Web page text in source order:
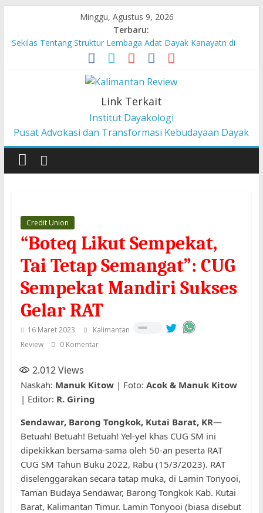
Minggu, Agustus 9, 2026
Terbaru:
Sekilas Tentang Struktur Lembaga Adat Dayak Kanayatn di
Mahkamah Konstitusi
Pesan dari Pameran tentang Kisah-kisah dari Hulu Fragmen
Ruang Hidup Dayak Iban
Pembangunan Berbasis Budaya Masyarakat Adat: Pelajaran
dari CU à la Gerakan Pemberdayaan Pancur Kasih
Liawandira: Menenun Masa Depan Dayak Iban dari Lauk
Rugun, Ketemenggungan Jalai Lintang
Link Terkait
Institut Dayakologi
Pusat Advokasi dan Transformasi Kebudayaan Dayak
Credit Union
“Boteq Likut Sempekat,
Tai Tetap Semangat”: CUG
Sempekat Mandiri Sukses
Gelar RAT
16 Maret 2023
Kalimantan
Review
0 Komentar
2.012Views
Naskah: Manuk Kitow| Foto: Acok & Manuk Kitow
| Editor: R. Giring
Sendawar, Barong Tongkok, Kutai Barat, KR—
Betuah! Betuah! Betuah! Yel-yel khas CUG SM ini
dipekikkan bersama-sama oleh 50-an peserta RAT
CUG SM Tahun Buku 2022, Rabu (15/3/2023). RAT
diselenggarakan secara tatap muka, di Lamin Tonyooi,
Taman Budaya Sendawar, Barong Tongkok Kab. Kutai
Barat, Kalimantan Timur. Lamin Tonyooi (biasa disebut